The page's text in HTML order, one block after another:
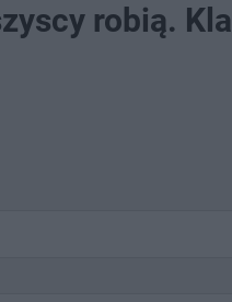
robią.